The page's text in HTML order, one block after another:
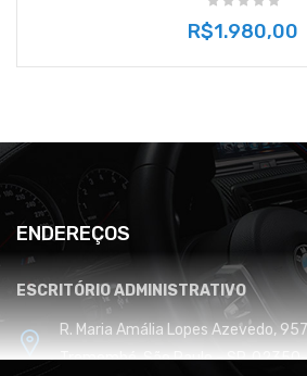
R$1.980,00
ENDEREÇOS
ESCRITÓRIO ADMINISTRATIVO
R. Maria Amália Lopes Azevedo,
Tremembé, São Paulo - SP,